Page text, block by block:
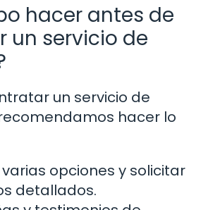
hacer antes de
un servicio de
un servicio de
hacer lo
opciones y solicitar
detallados.